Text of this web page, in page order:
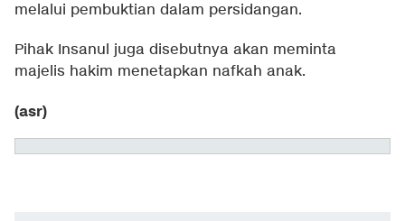
melalui pembuktian dalam persidangan.
Pihak Insanul juga disebutnya akan meminta
majelis hakim menetapkan nafkah anak.
(asr)